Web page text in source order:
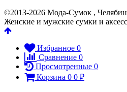
©2013-2026 Мода-Сумок ,
Женские и мужские сумки и
Избранное 0
Сравнение 0
Просмотренные 0
Корзина 0 0 ₽